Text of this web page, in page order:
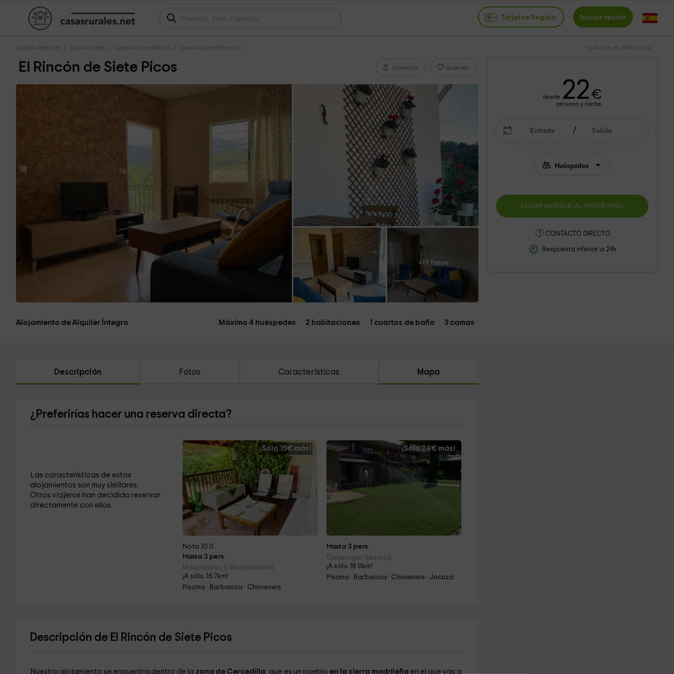
Tarjetas Regalo Iniciar sesión
CasasRurales.net Casas Rurales Casas Rurales Madrid Casas Rurales Cercedilla El Rincón de Siete Picos
El Rincón de Siete Picos Compartir Guardar
+19 fotos
desde 22€
persona y noche
CONTACTO DIRECTO
Respuesta inferior a 24h
Alojamiento de Alquiler Íntegro Máximo 4 huéspedes 2 habitaciones 1 cuartos de baño 3 camas
Descripción Fotos Características Mapa
¿Preferirías hacer una reserva directa?
Las características de estos
alojamientos son muy similares.
Otros viajeros han decidido reservar
directamente con ellos.
¡Sólo 15€ más!
Nota 10.0
Hasta 3 pers.
Manzanares El Real (Madrid)
¡A sólo 16.7km!
Piscina · Barbacoa · Chimenea
¡Sólo 24€ más!
Hasta 3 pers.
Galapagar (Madrid)
¡A sólo 18.0km!
Piscina · Barbacoa · Chimenea · Jacuzzi
Descripción de El Rincón de Siete Picos
Nuestro alojamiento se encuentra dentro de la zona de Cercedilla, que es un pueblo en la sierra madrileña en el que vas a